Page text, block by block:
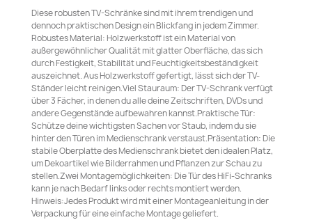
Diese robusten TV-Schränke sind mit ihrem trendigen und
dennoch praktischen Design ein Blickfang in jedem Zimmer.
Robustes Material: Holzwerkstoff ist ein Material von
außergewöhnlicher Qualität mit glatter Oberfläche, das sich
durch Festigkeit, Stabilität und Feuchtigkeitsbeständigkeit
auszeichnet. Aus Holzwerkstoff gefertigt, lässt sich der TV-
Ständer leicht reinigen.Viel Stauraum: Der TV-Schrank verfügt
über 3 Fächer, in denen du alle deine Zeitschriften, DVDs und
andere Gegenstände aufbewahren kannst.Praktische Tür:
Schütze deine wichtigsten Sachen vor Staub, indem du sie
hinter den Türen im Medienschrank verstaust.Präsentation: Die
stabile Oberplatte des Medienschrank bietet den idealen Platz,
um Dekoartikel wie Bilderrahmen und Pflanzen zur Schau zu
stellen.Zwei Montagemöglichkeiten: Die Tür des HiFi-Schranks
kann je nach Bedarf links oder rechts montiert werden.
Hinweis:Jedes Produkt wird mit einer Montageanleitung in der
Verpackung für eine einfache Montage geliefert.